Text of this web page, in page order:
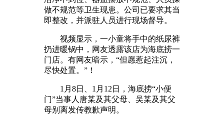
做不规范等卫生现患。公司已要求其当
即整改，并派驻人员进行现场督导。
视频显示，一小童将手中的纸尿裤
扔进暖锅中，网友透露该店为海底捞一
门店。有网友暗示，“但愿惹起注沉，
尽快处置。”！
1月8日、1月12日，海底捞“小便
门”当事人唐某及其父母、吴某及其父
母别离发传教歉声明。